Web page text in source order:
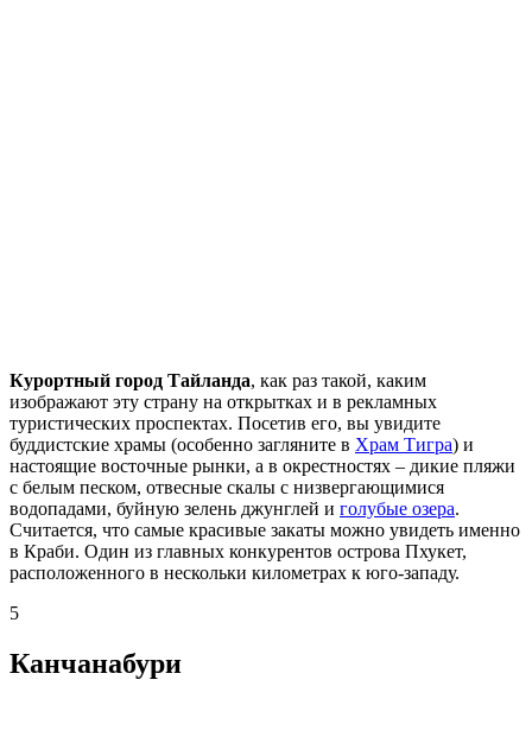
Курортный город Тайланда, как раз такой, каким
изображают эту страну на открытках и в рекламных
туристических проспектах. Посетив его, вы увидите
буддистские храмы (особенно загляните в Храм Тигра) и
настоящие восточные рынки, а в окрестностях – дикие пляжи
с белым песком, отвесные скалы с низвергающимися
водопадами, буйную зелень джунглей и голубые озера.
Считается, что самые красивые закаты можно увидеть именно
в Краби. Один из главных конкурентов острова Пхукет,
расположенного в нескольки километрах к юго-западу.
5
Канчанабури